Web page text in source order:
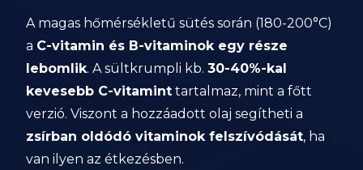
A magas hőmérsékletű sütés során (180-200°C)
a C-vitamin és B-vitaminok egy része
lebomlik. A sültkrumpli kb.30-40%-kal
kevesebb C-vitamint tartalmaz, mint a főtt
verzió. Viszont a hozzáadott olaj segítheti a
zsírban oldódó vitaminok felszívódását, ha
van ilyen az étkezésben.